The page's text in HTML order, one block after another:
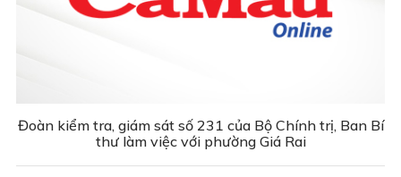
Đoàn kiểm tra, giám sát số 231 của Bộ Chính trị, Ban Bí
thư làm việc với phường Giá Rai